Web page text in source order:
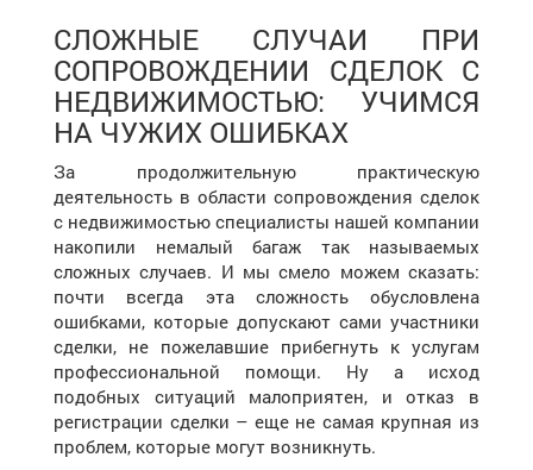
СЛОЖНЫЕ СЛУЧАИ ПРИ
СОПРОВОЖДЕНИИ СДЕЛОК С
НЕДВИЖИМОСТЬЮ: УЧИМСЯ
НА ЧУЖИХ ОШИБКАХ
За продолжительную практическую
деятельность в области сопровождения сделок
с недвижимостью специалисты нашей компании
накопили немалый багаж так называемых
сложных случаев. И мы смело можем сказать:
почти всегда эта сложность обусловлена
ошибками, которые допускают сами участники
сделки, не пожелавшие прибегнуть к услугам
профессиональной помощи. Ну а исход
подобных ситуаций малоприятен, и отказ в
регистрации сделки – еще не самая крупная из
проблем, которые могут возникнуть.